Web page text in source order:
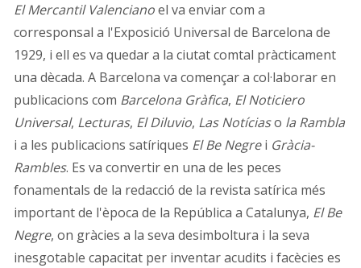
El Mercantil Valencianoel va enviar com a
corresponsal a l'Exposició Universal de Barcelona de
1929, i ell es va quedar a la ciutat comtal pràcticament
una dècada. A Barcelona va començar a col·laborar en
publicacions com Barcelona Gràfica, El Noticiero
Universal, Lecturas, El Diluvio, Las Notíciaso la Rambla
i a les publicacions satíriques El Be Negrei Gràcia-
Rambles. Es va convertir en una de les peces
fonamentals de la redacció de la revista satírica més
important de l'època de la República a Catalunya, El Be
Negre, on gràcies a la seva desimboltura i la seva
inesgotable capacitat per inventar acudits i facècies es